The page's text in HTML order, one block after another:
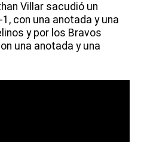
Villar sacudió un
con una anotada y una
y por los Bravos
una anotada y una